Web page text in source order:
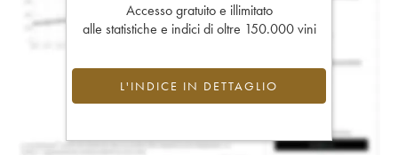
Accesso gratuito e illimitato
alle statistiche e indici di oltre 150.000 vini
L'INDICE IN DETTAGLIO